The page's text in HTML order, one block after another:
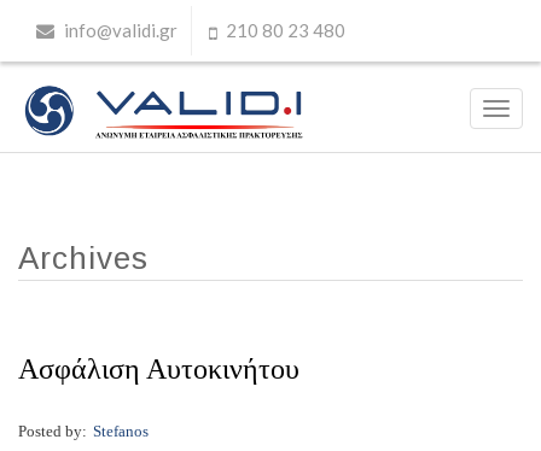
info@validi.gr 210 80 23 480
Archives
Ασφάλιση Αυτοκινήτου
Posted by: Stefanos